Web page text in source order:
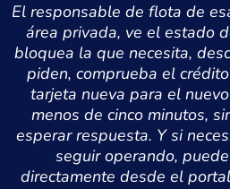
El responsable de flota de
área privada, ve el estado
bloquea la que necesita,
piden, comprueba el
tarjeta nueva para el
menos de cinco minutos,
esperar respuesta. Y si
seguir operando,
directamente desde el